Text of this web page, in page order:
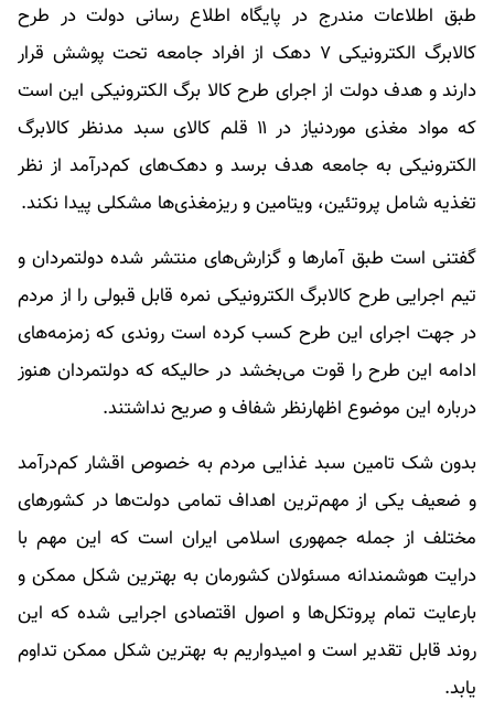
طبق اطلاعات مندرج در پایگاه اطلاع رسانی دولت در طرح
کالابرگ الکترونیکی ۷ دهک از افراد جامعه تحت پوشش قرار
دارند و هدف دولت از اجرای طرح کالا برگ الکترونیکی این است
که مواد مغذی موردنیاز در ۱۱ قلم کالای سبد مدنظر کالابرگ
الکترونیکی به جامعه هدف برسد و دهک‌های کم‌درآمد از نظر
تغذیه شامل پروتئین، ویتامین و ریزمغذی‌ها مشکلی پیدا نکند.
گفتنی است طبق آمار‌ها و گزارش‌های منتشر شده دولتمردان و
تیم اجرایی طرح کالابرگ الکترونیکی نمره قابل قبولی را از مردم
در جهت اجرای این طرح کسب کرده است روندی که زمزمه‌های
ادامه این طرح را قوت می‌بخشد در حالیکه که دولتمردان هنوز
درباره این موضوع اظهارنظر شفاف و صریح نداشتند.
بدون شک تامین سبد غذایی مردم به خصوص اقشار کم‌درآمد
و ضعیف یکی از مهم‌ترین اهداف تمامی دولت‌ها در کشور‌های
مختلف از جمله جمهوری اسلامی ایران است که این مهم با
درایت هوشمندانه مسئولان کشورمان به بهترین شکل ممکن و
بارعایت تمام پروتکل‌ها و اصول اقتصادی اجرایی شده که این
روند قابل تقدیر است و امیدواریم به بهترین شکل ممکن تداوم
یابد.